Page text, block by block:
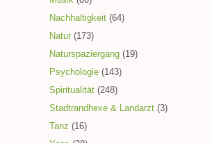
Nachhaltigkeit (64)
Natur (173)
Naturspaziergang (19)
Psychologie (143)
Spiritualität (248)
Stadtrandhexe & Landarzt (3)
Tanz (16)